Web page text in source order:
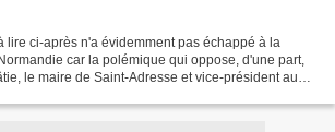
lire ci-après n'a évidemment pas échappé à la
car la polémique qui oppose, d'une part,
le maire de Saint-Adresse et vice-président au